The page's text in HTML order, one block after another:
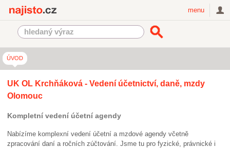
menu
ÚVOD
UK OL Krchňáková - Vedení účetnictví, daně, mzdy
Olomouc
Kompletní vedení účetní agendy
Nabízíme komplexní vedení účetní a mzdové agendy včetně
zpracování daní a ročních zúčtování. Jsme tu pro fyzické, právnické i